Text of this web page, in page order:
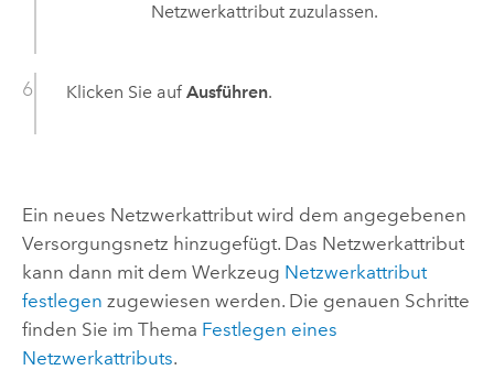
Netzwerkattribut zuzulassen.
Klicken Sie auf Ausführen.
Ein neues Netzwerkattribut wird dem angegebenen
Versorgungsnetz hinzugefügt. Das Netzwerkattribut
kann dann mit dem Werkzeug Netzwerkattribut
festlegen zugewiesen werden. Die genauen Schritte
finden Sie im Thema Festlegen eines
Netzwerkattributs.